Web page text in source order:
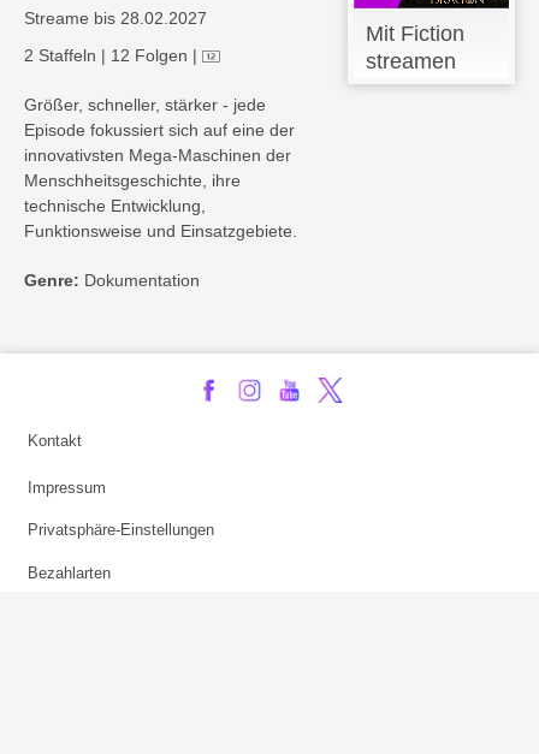
Streame bis 28.02.2027
2 Staffeln | 12 Folgen |
Größer, schneller, stärker - jede
Episode fokussiert sich auf eine der
innovativsten Mega-Maschinen der
Menschheitsgeschichte, ihre
technische Entwicklung,
Funktionsweise und Einsatzgebiete.
Genre: Dokumentation
Mit Fiction
streamen
Kontakt
Impressum
Privatsphäre-Einstellungen
Bezahlarten